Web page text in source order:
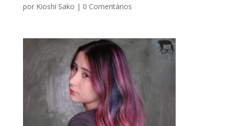
por Kioshi Sako | 0 Comentários